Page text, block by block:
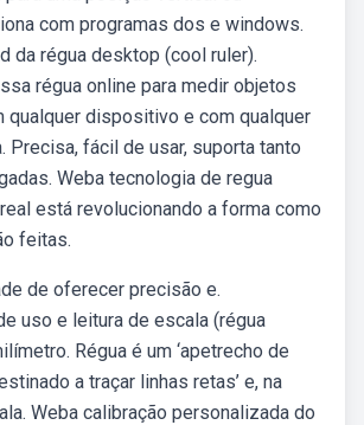
com programas dos e windows.
da régua desktop (cool ruler).
régua online para medir objetos
qualquer dispositivo e com qualquer
Precisa, fácil de usar, suporta tanto
Weba tecnologia de regua
está revolucionando a forma como
feitas.
de oferecer precisão e.
uso e leitura de escala (régua
Régua é um ‘apetrecho de
a traçar linhas retas’ e, na
Weba calibração personalizada do